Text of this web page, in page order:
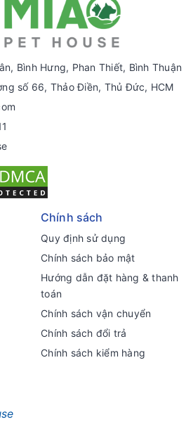
Bình Hưng, Phan Thiết, Bình Thuận
số 66, Thảo Điền, Thủ Đức, HCM
Chính sách
Quy định sử dụng
Chính sách bảo mật
Hướng dẫn đặt hàng & thanh
toán
Chính sách vận chuyển
Chính sách đổi trả
Chính sách kiểm hàng